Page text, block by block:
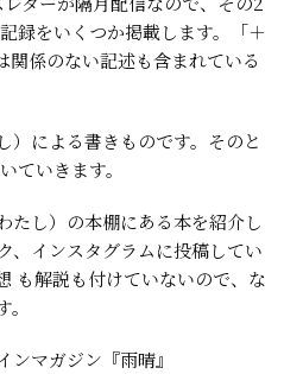
録をいくつか掲載します。「＋
関係のない記述も含まれている
）による書きものです。そのと
ていきます。
たし）の本棚にある本を紹介し
、インスタグラムに投稿してい
も解説も付けていないので、な
ンマガジン『雨晴』